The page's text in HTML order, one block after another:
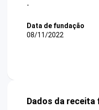
-
Data de fundação
08/11/2022
Dados da receita